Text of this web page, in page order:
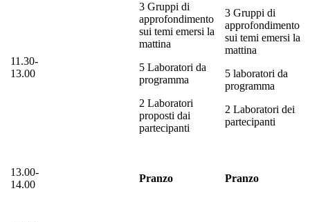
11.30-
13.00
3 Gruppi di
approfondimento
sui temi emersi la
mattina
5 Laboratori da
programma
2 Laboratori
proposti dai
partecipanti
3 Gruppi di
approfondimento
sui temi emersi la
mattina
5 laboratori da
programma
2 Laboratori dei
partecipanti
13.00-
14.00
Pranzo Pranzo